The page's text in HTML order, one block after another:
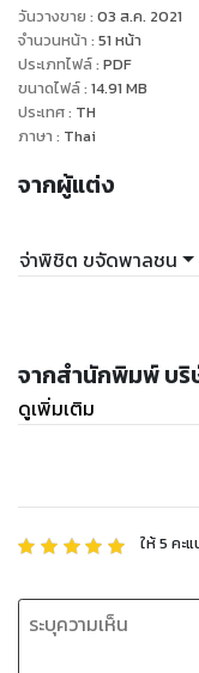
วันวางขาย : 03 ส.ค. 2021
จำนวนหน้า : 51 หน้า
ประเภทไฟล์: PDF
ขนาดไฟล์: 14.91 MB
ประเทศ: TH
ภาษา : Thai
จากผู้แต่ง
จ่าพิชิต ขจัดพาลชน
จากสำนักพิมพ์ บ
ดูเพิ่มเติม
ให้5 คะ